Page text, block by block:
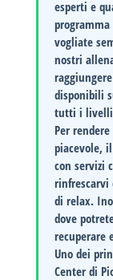
esperti e
vogliate
nostri
disponibili
tutti i livelli
Per
piacevole, il
con servizi
rinfrescarvi
di relax.
dove
recuperare
Uno dei
Center di